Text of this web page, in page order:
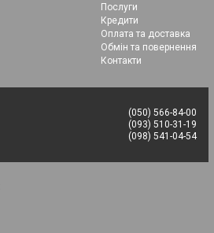
Послуги
Кредити
Оплата та доставка
Обмін та повернення
Контакти
(050) 566-84-00
(093) 510-31-19
(098) 541-04-54